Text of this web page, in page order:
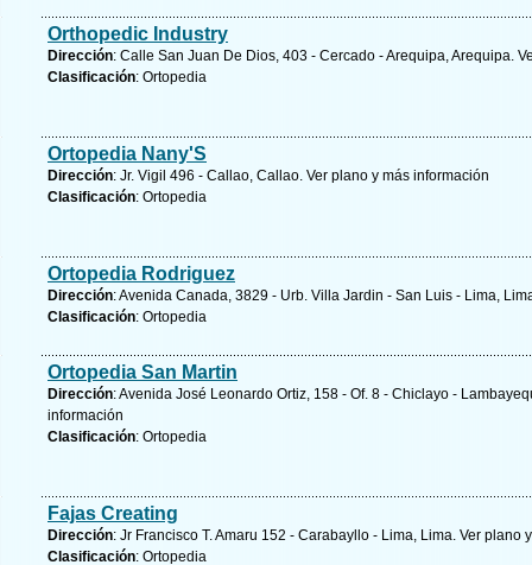
Orthopedic Industry
Dirección: Calle San Juan De Dios, 403 - Cercado - Arequipa, Arequipa.
Clasificación: Ortopedia
Ortopedia Nany'S
Dirección: Jr. Vigil 496 - Callao, Callao. Ver plano y más información
Clasificación: Ortopedia
Ortopedia Rodriguez
Dirección: Avenida Canada, 3829 - Urb. Villa Jardin - San Luis - Lima,
Clasificación: Ortopedia
Ortopedia San Martin
Dirección: Avenida José Leonardo Ortiz, 158 - Of. 8 - Chiclayo -
información
Clasificación: Ortopedia
Fajas Creating
Dirección: Jr Francisco T. Amaru 152 - Carabayllo - Lima, Lima. Ver plano y
Clasificación: Ortopedia